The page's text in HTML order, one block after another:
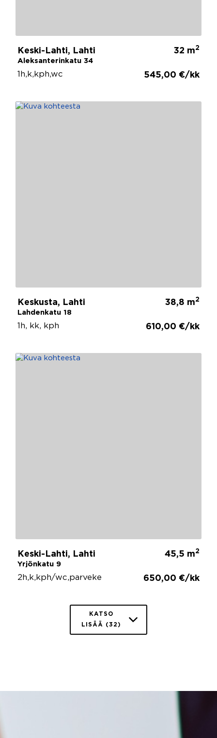
Keski-Lahti, Lahti
Aleksanterinkatu 34
32 m2
1h,k,kph,wc 545,00 €/kk
Keskusta, Lahti
Lahdenkatu 18
38,8 m2
1h, kk, kph 610,00 €/kk
Keski-Lahti, Lahti
Yrjönkatu 9
45,5 m2
2h,k,kph/wc,parveke 650,00 €/kk
KATSO
LISÄÄ (32)